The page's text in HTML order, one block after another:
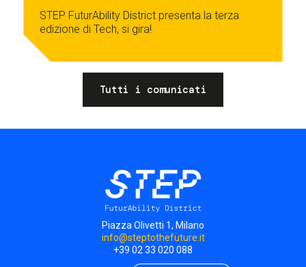
STEP FuturAbility District presenta la terza
edizione di Tech, si gira!
Tutti i comunicati
Piazza Olivetti 1, Milano
info@steptothefuture.it
+39 02 33 020 088